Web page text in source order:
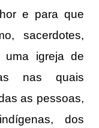
e para que
sacerdotes,
uma igreja de
nas quais
as pessoas,
dos